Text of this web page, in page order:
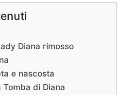
Diana rimosso
e nascosta
di Diana